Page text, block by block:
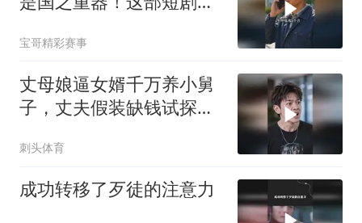
宝哥精彩赛事
丈母娘逼女婿千万养小舅
子，丈夫假装缺钱试探，
刺头体育
成功转移了歹徒的注意力